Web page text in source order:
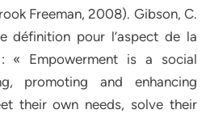
Freeman, 2008). Gibson, C.
définition pour l’aspect de la
« Empowerment is a social
promoting and enhancing
their own needs, solve their